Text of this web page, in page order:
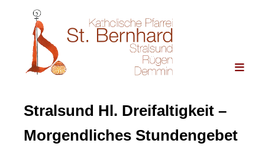
Stralsund Hl. Dreifaltigkeit –
Morgendliches Stundengebet